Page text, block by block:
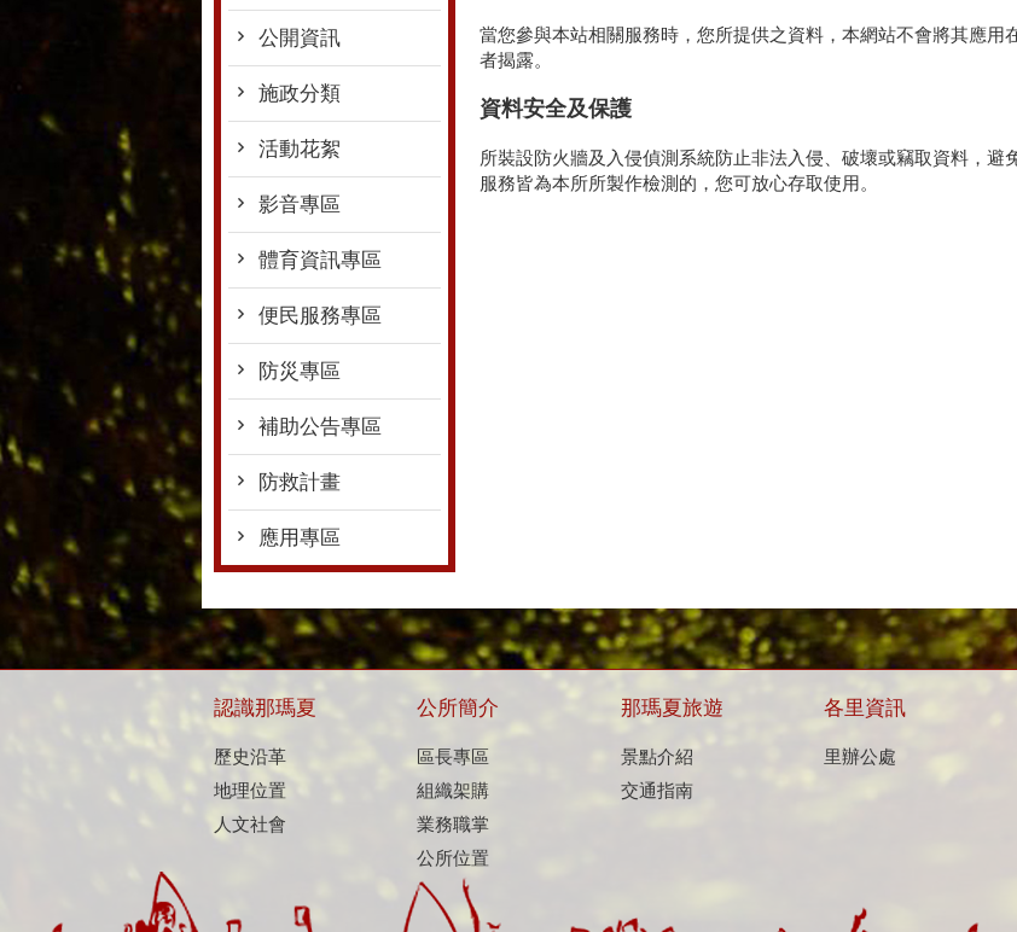
公開資訊
施政分類
活動花絮
影音專區
體育資訊專區
便民服務專區
防災專區
補助公告專區
防救計畫
應用專區
當您參與本站相關服務時，您所提供之資料，本網站不會將其應用
者揭露。
資料安全及保護
所裝設防火牆及入侵偵測系統防止非法入侵、破壞或竊取資料，
服務皆為本所所製作檢測的，您可放心存取使用。
認識那瑪夏
歷史沿革
地理位置
人文社會
公所簡介
區長專區
組織架購
業務職掌
公所位置
那瑪夏旅遊
景點介紹
交通指南
各里資訊
里辦公處